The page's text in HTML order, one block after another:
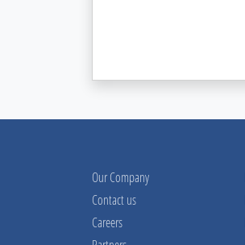
Our Company
Contact us
Careers